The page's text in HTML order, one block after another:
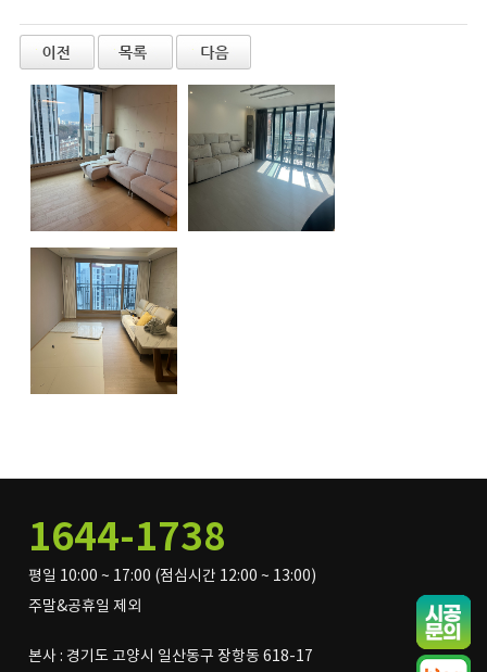
1644-1738
평일 10:00 ~ 17:00 (점심시간 12:00 ~ 13:00)
주말&공휴일 제외
본사 : 경기도 고양시 일산동구 장항동 618-17